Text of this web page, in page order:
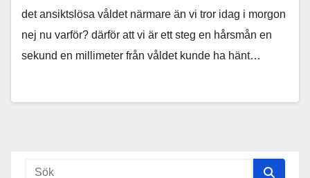
det ansiktslösa våldet närmare än vi tror idag i morgon
nej nu varför? därför att vi är ett steg en hårsmån en
sekund en millimeter från våldet kunde ha hänt…